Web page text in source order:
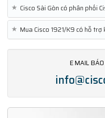
★ Cisco Sài Gòn có phân phối
★ Mua Cisco 1921/K9 có hỗ
E MAIL